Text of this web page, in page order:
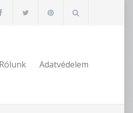
Rólunk Adatvédelem